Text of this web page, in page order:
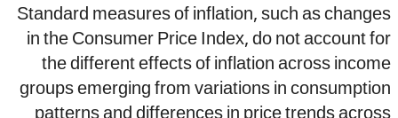
Standard measures of inflation, such as
in the Consumer Price Index, do not account
the different effects of inflation across
groups emerging from variations in